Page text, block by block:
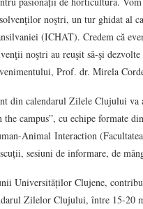
noştri, un tur ghidat al
(ICHAT). Credem că
noştri au reuşit să-şi
Prof. dr. Mirela
din calendarul Zilele Clujului
the campus”, cu echipe formate
Animal Interaction
sesiuni de informare, de
Universităților Clujene,
Zilelor Clujului, între 15-20